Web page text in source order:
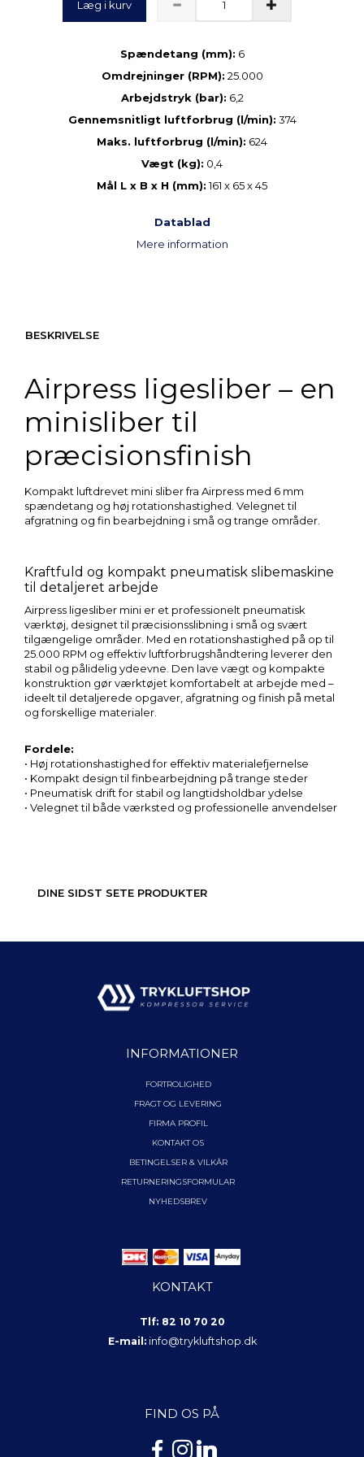
Læg i kurv
Spændetang (mm): 6
Omdrejninger (RPM): 25.000
Arbejdstryk (bar): 6,2
Gennemsnitligt luftforbrug (l/min): 374
Maks. luftforbrug (l/min): 624
Vægt (kg): 0,4
Mål L x B x H (mm):161 x 65 x 45
Datablad
Mere information
BESKRIVELSE
Airpress ligesliber – en
minisliber til
præcisionsfinish
Kompakt luftdrevet mini sliber fra Airpress med 6 mm
spændetang og høj rotationshastighed. Velegnet til
afgratning og fin bearbejdning i små og trange områder.
Kraftfuld og kompakt pneumatisk slibemaskine
til detaljeret arbejde
Airpress ligesliber mini er et professionelt pneumatisk
værktøj, designet til præcisionsslibning i små og svært
tilgængelige områder. Med en rotationshastighed på op til
25.000 RPM og effektiv luftforbrugshåndtering leverer den
stabil og pålidelig ydeevne. Den lave vægt og kompakte
konstruktion gør værktøjet komfortabelt at arbejde med –
ideelt til detaljerede opgaver, afgratning og finish på metal
og forskellige materialer.
Fordele:
• Høj rotationshastighed for effektiv materialefjernelse
• Kompakt design til finbearbejdning på trange steder
• Pneumatisk drift for stabil og langtidsholdbar ydelse
• Velegnet til både værksted og professionelle anvendelser
DINE SIDST SETE PRODUKTER
INFORMATIONER
FORTROLIGHED
FRAGT OG LEVERING
FIRMA PROFIL
KONTAKT OS
BETINGELSER & VILKÅR
RETURNERINGSFORMULAR
NYHEDSBREV
KONTAKT
Tlf: 82 10 70 20
E-mail: info@trykluftshop.dk
FIND OS PÅ